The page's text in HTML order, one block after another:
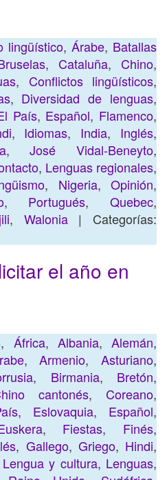
lingüístico, Árabe, Batallas
, Cataluña, Chino,
, Conflictos lingüísticos,
, Diversidad de lenguas,
País, Español, Flamenco,
, Idiomas, India, Inglés,
,José Vidal-Beneyto,
, Lenguas regionales,
, Nigeria, Opinión,
, Portugués,Quebec,
, Walonia| Categorías:
el año en
, África, Albania,Alemán,
,Armenio, Asturiano,
, Birmania, Bretón,
cantonés, Coreano,
, Eslovaquia, Español,
, Fiestas, Finés,
, Gallego, Griego, Hindi,
Lengua y cultura, Lenguas,